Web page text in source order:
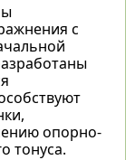
с
опорно-
тонуса.